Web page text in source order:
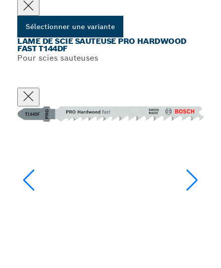
Sélectionner une variante
LAME DE SCIE SAUTEUSE PRO HARDWOOD
FAST T144DF
Pour scies sauteuses